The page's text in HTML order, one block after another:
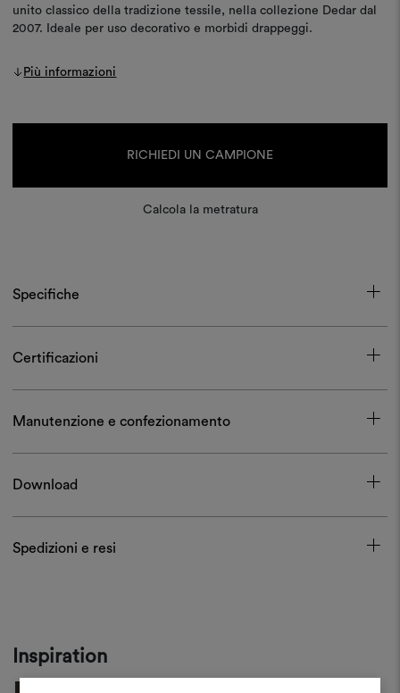
unito classico della tradizione tessile, nella collezione Dedar dal
2007. Ideale per uso decorativo e morbidi drappeggi.
Più informazioni
RICHIEDI UN CAMPIONE
Calcola la metratura
Specifiche
Certificazioni
Manutenzione e confezionamento
Download
Spedizioni e resi
Inspiration